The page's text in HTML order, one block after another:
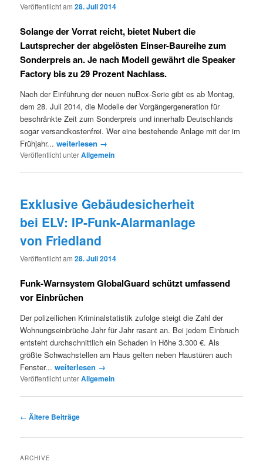
Veröffentlicht am28. Juli 2014
Solange der Vorrat reicht, bietet Nubert die
Lautsprecher der abgelösten Einser-Baureihe zum
Sonderpreis an. Je nach Modell gewährt die Speaker
Factory bis zu 29 Prozent Nachlass.
Nach der Einführung der neuen nuBox-Serie gibt es ab Montag,
dem 28. Juli 2014, die Modelle der Vorgängergeneration für
beschränkte Zeit zum Sonderpreis und innerhalb Deutschlands
sogar versandkostenfrei. Wer eine bestehende Anlage mit der im
Frühjahr...weiterlesen →
Veröffentlicht unterAllgemein
Exklusive Gebäudesicherheit
bei ELV: IP-Funk-Alarmanlage
von Friedland
Veröffentlicht am28. Juli 2014
Funk-Warnsystem GlobalGuard schützt umfassend
vor Einbrüchen
Der polizeilichen Kriminalstatistik zufolge steigt die Zahl der
Wohnungseinbrüche Jahr für Jahr rasant an. Bei jedem Einbruch
entsteht durchschnittlich ein Schaden in Höhe 3.300 €. Als
größte Schwachstellen am Haus gelten neben Haustüren auch
Fenster...weiterlesen →
Veröffentlicht unterAllgemein
Artikelnavigation
← Ältere Beiträge
ARCHIVE